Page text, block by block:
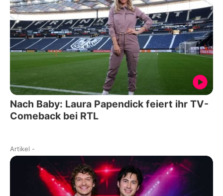
Nach Baby: Laura Papendick feiert ihr TV-
Comeback bei RTL
Artikel -